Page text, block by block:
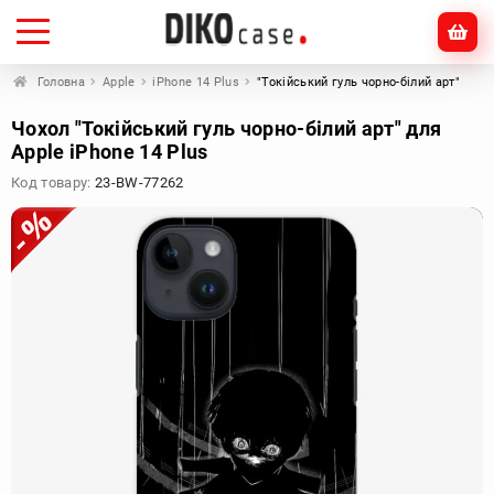
Головна Apple iPhone 14 Plus "Токійський гуль чорно-білий арт"
Чохол "Токійський гуль чорно-білий арт" для
Apple iPhone 14 Plus
Код товару: 23-BW-77262